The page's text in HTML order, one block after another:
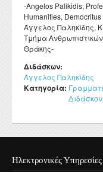
-Angelos Palikidis,
Humanities,
Άγγελος Παληκίδης,
Τμήμα
Θράκης-
Διδάσκων:
Άγγελος Παληκίδης
Κατηγορία:
Ηλεκτρονικές